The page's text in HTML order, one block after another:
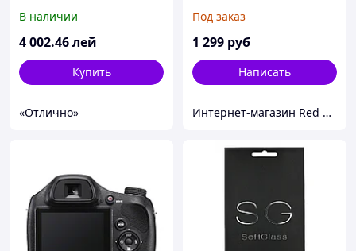
В наличии
4 002.46лей
Купить
«Отлично»
Под заказ
1 299 руб
Написать
Интернет-магазин Red Storm